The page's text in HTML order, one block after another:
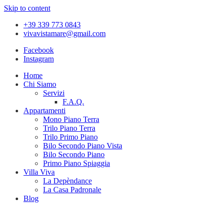
Skip to content
+39 339 773 0843
vivavistamare@gmail.com
Facebook
Instagram
Home
Chi Siamo
Servizi
F.A.Q.
Appartamenti
Mono Piano Terra
Trilo Piano Terra
Trilo Primo Piano
Bilo Secondo Piano Vista
Bilo Secondo Piano
Primo Piano Spiaggia
Villa Viva
La Depèndance
La Casa Padronale
Blog